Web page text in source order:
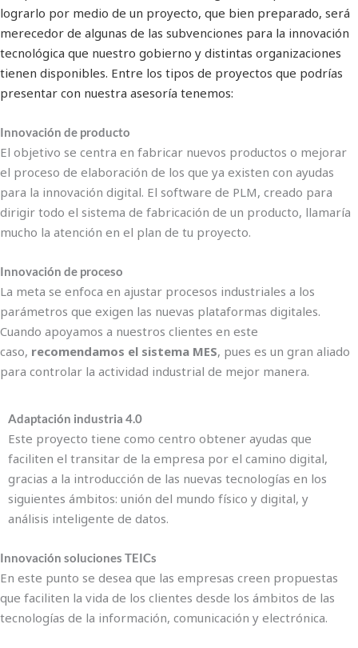
lograrlo por medio de un proyecto, que bien preparado, será
merecedor de algunas de las subvenciones para la innovación
tecnológica que nuestro gobierno y distintas organizaciones
tienen disponibles. Entre los tipos de proyectos que podrías
presentar con nuestra asesoría tenemos:
Innovación de producto
El objetivo se centra en fabricar nuevos productos o mejorar
el proceso de elaboración de los que ya existen con ayudas
para la innovación digital. El software de PLM, creado para
dirigir todo el sistema de fabricación de un producto, llamaría
mucho la atención en el plan de tu proyecto.
Innovación de proceso
La meta se enfoca en ajustar procesos industriales a los
parámetros que exigen las nuevas plataformas digitales.
Cuando apoyamos a nuestros clientes en este
caso, recomendamos el sistema MES, pues es un gran aliado
para controlar la actividad industrial de mejor manera.
Adaptación industria 4.0
Este proyecto tiene como centro obtener ayudas que
faciliten el transitar de la empresa por el camino digital,
gracias a la introducción de las nuevas tecnologías en los
siguientes ámbitos: unión del mundo físico y digital, y
análisis inteligente de datos.
Innovación soluciones TEICs
En este punto se desea que las empresas creen propuestas
que faciliten la vida de los clientes desde los ámbitos de las
tecnologías de la información, comunicación y electrónica.